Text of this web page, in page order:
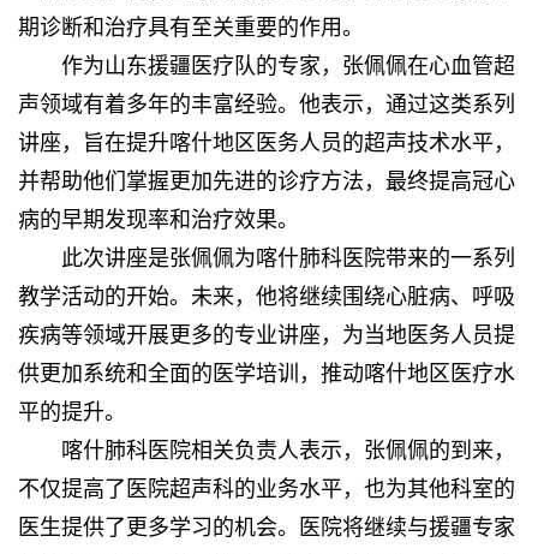
期诊断和治疗具有至关重要的作用。
作为山东援疆医疗队的专家，张佩佩在心血管超
声领域有着多年的丰富经验。他表示，通过这类系列
讲座，旨在提升喀什地区医务人员的超声技术水平，
并帮助他们掌握更加先进的诊疗方法，最终提高冠心
病的早期发现率和治疗效果。
此次讲座是张佩佩为喀什肺科医院带来的一系列
教学活动的开始。未来，他将继续围绕心脏病、呼吸
疾病等领域开展更多的专业讲座，为当地医务人员提
供更加系统和全面的医学培训，推动喀什地区医疗水
平的提升。
喀什肺科医院相关负责人表示，张佩佩的到来，
不仅提高了医院超声科的业务水平，也为其他科室的
医生提供了更多学习的机会。医院将继续与援疆专家